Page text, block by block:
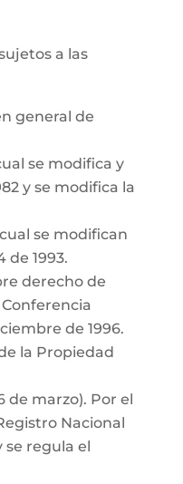
a las
general de
se modifica y
y se modifica la
se modifican
de 1993.
derecho de
de 1996.
la Propiedad
de marzo). Por el
Nacional
se regula el